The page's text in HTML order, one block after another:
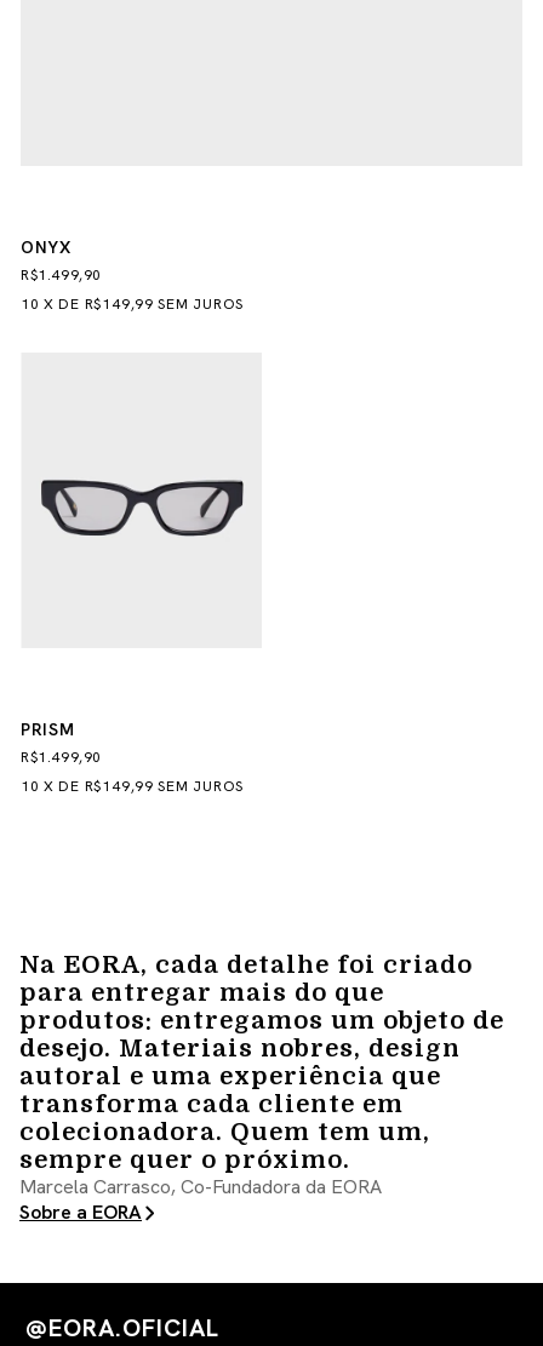
ONYX
R$1.499,90
10 XDE R$149,99 SEM JUROS
PRISM
R$1.499,90
10 XDE R$149,99 SEM JUROS
Na EORA, cada detalhe foi criado
para entregar mais do que
produtos: entregamos um objeto de
desejo. Materiais nobres, design
autoral e uma experiência que
transforma cada cliente em
colecionadora. Quem tem um,
sempre quer o próximo.
Marcela Carrasco, Co-Fundadora da EORA
Sobre a EORA
@EORA.OFICIAL